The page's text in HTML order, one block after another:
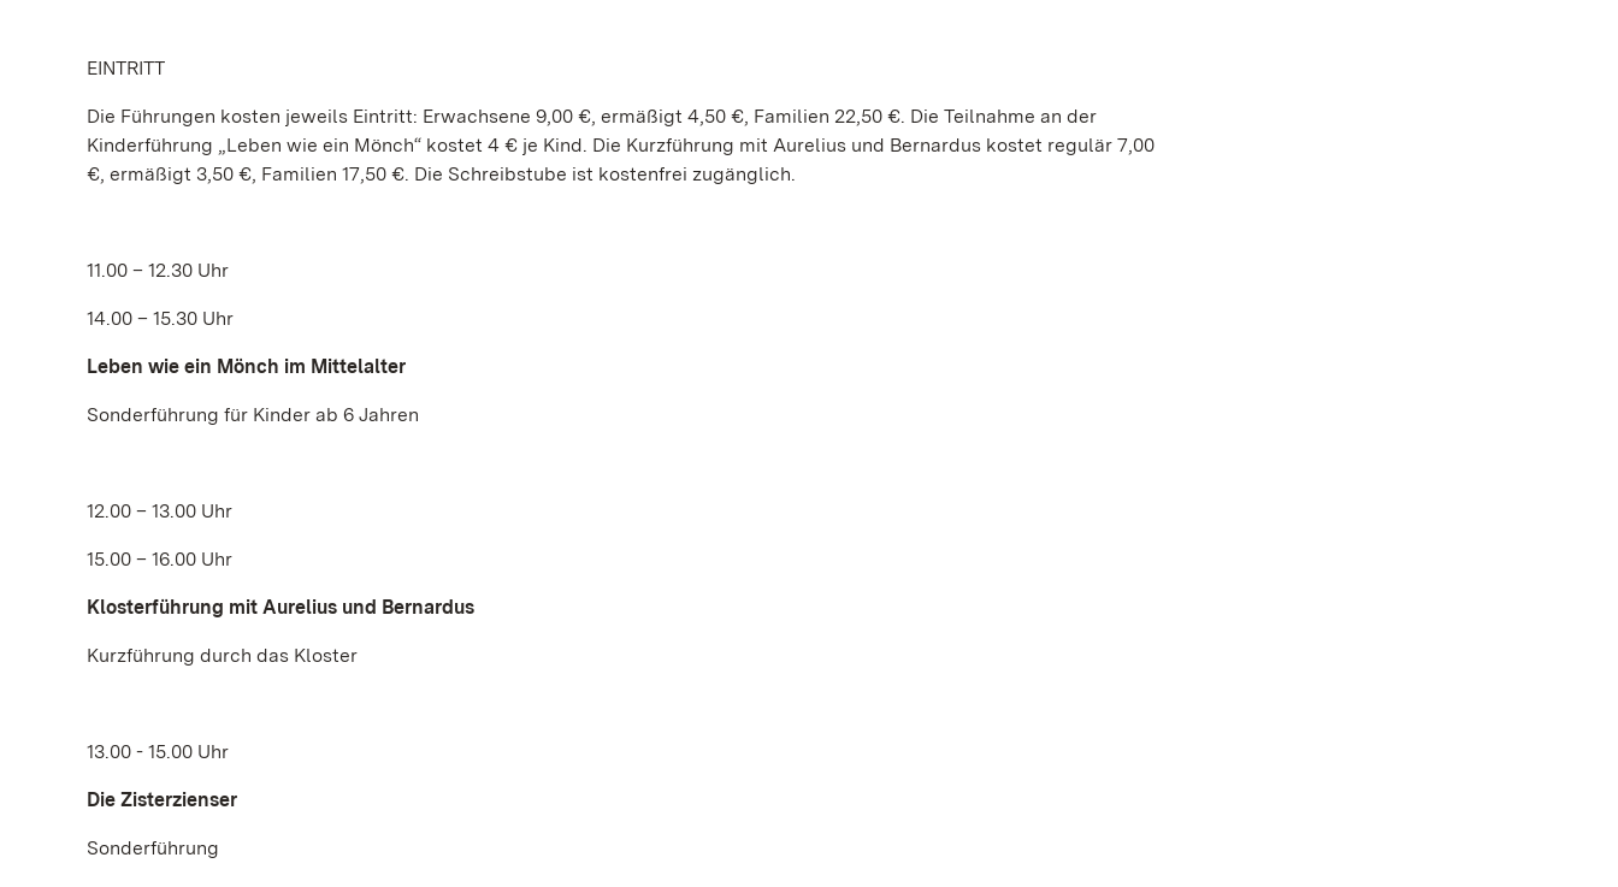
EINTRITT
Die Führungen kosten jeweils Eintritt: Erwachsene 9,00 €, ermäßigt 4,50 €, Familien 22,50 €. Die Teilnahme an der
Kinderführung „Leben wie ein Mönch“ kostet 4 € je Kind. Die Kurzführung mit Aurelius und Bernardus kostet regulär 7,00
€, ermäßigt 3,50 €, Familien 17,50 €. Die Schreibstube ist kostenfrei zugänglich.
11.00 – 12.30 Uhr
14.00 – 15.30 Uhr
Leben wie ein Mönch im Mittelalter
Sonderführung für Kinder ab 6 Jahren
12.00 – 13.00 Uhr
15.00 – 16.00 Uhr
Klosterführung mit Aurelius und Bernardus
Kurzführung durch das Kloster
13.00 - 15.00 Uhr
Die Zisterzienser
Sonderführung